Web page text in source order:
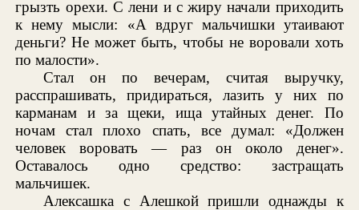
грызть орехи. С лени и с жиру начали приходить
к нему мысли: «А вдруг мальчишки утаивают
деньги? Не может быть, чтобы не воровали хоть
по малости».
Стал он по вечерам, считая выручку,
расспрашивать, придираться, лазить у них по
карманам и за щеки, ища утайных денег. По
ночам стал плохо спать, все думал: «Должен
человек воровать — раз он около денег».
Оставалось одно средство: застращать
мальчишек.
Алексашка с Алешкой пришли однажды к